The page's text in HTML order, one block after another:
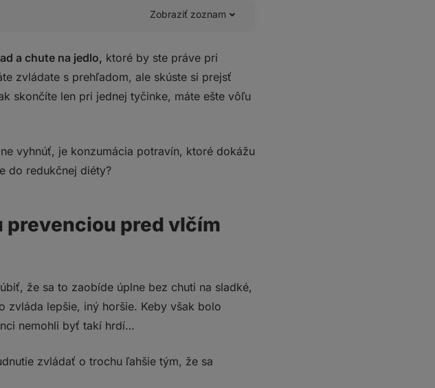
Zobraziť zoznam
a chute na jedlo, ktoré by ste práve pri
zvládate s prehľadom, ale skúste si prejsť
skončíte len pri jednej tyčinke, máte ešte vôľu
vyhnúť, je konzumácia potravín, ktoré dokážu
do redukčnej diéty?
prevenciou pred vlčím
že sa to zaobíde úplne bez chuti na sladké,
zvláda lepšie, iný horšie. Keby však bolo
nemohli byť takí hrdí…
zvládať o trochu ľahšie tým, že sa